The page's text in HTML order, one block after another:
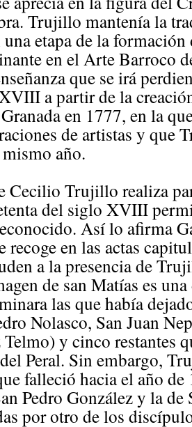
Trujillo mantenía la
etapa de la formación
en el Arte Barroco
que se irá
a partir de la
en 1777, en la
de artistas y que
año.
Cecilio Trujillo realiza
del siglo XVIII
Así lo afirma
en las actas
a la presencia de
de san Matías es
las que había
Nolasco, San Juan
y cinco restantes
Peral. Sin embargo,
falleció hacia el año
Pedro González y la de
por otro de los